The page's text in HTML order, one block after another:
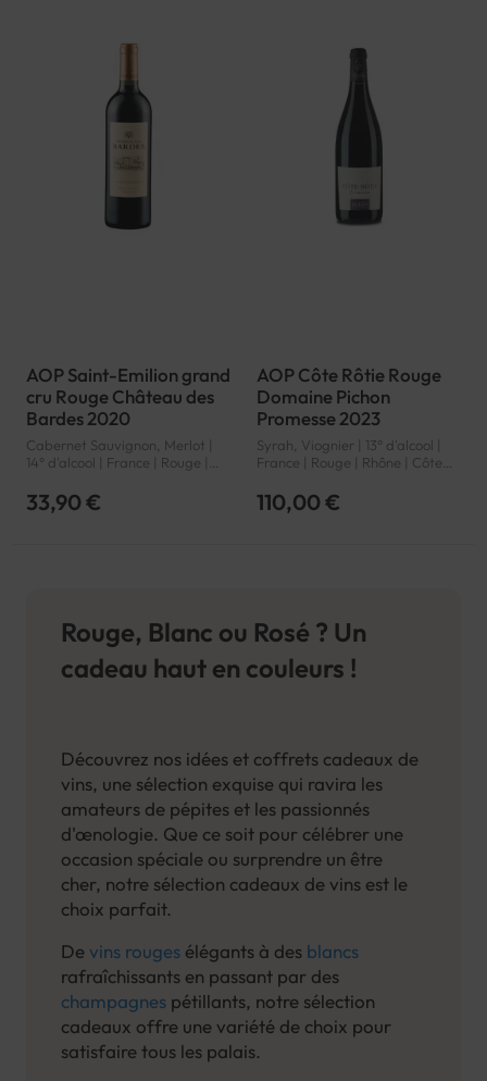
AOP Saint-Emilion grand
cru Rouge Château des
Bardes 2020
Cabernet Sauvignon, Merlot |
14° d'alcool | France | Rouge |
cru | AOP
33,90 €
AOP Côte Rôtie Rouge
Domaine Pichon
Promesse 2023
Syrah, Viognier | 13° d'alcool |
France | Rouge | Rhône | Côte
110,00 €
Rouge, Blanc ou Rosé ? Un
cadeau haut en couleurs !
Découvrez nos idées et coffrets cadeaux de
vins, une sélection exquise qui ravira les
amateurs de pépites et les passionnés
d'œnologie. Que ce soit pour célébrer une
occasion spéciale ou surprendre un être
cher, notre sélection cadeaux de vins est le
choix parfait.
Devins rouges élégants à des blancs
rafraîchissants en passant par des
champagnes pétillants, notre sélection
cadeaux offre une variété de choix pour
satisfaire tous les palais.